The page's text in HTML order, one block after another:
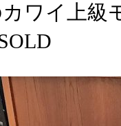
カワイ上